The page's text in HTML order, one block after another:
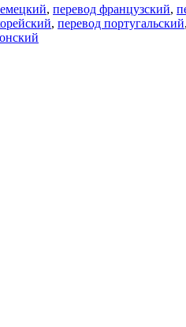
, перевод французский,
, перевод португальский,